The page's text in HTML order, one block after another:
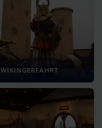
WIKINGERFAHRT